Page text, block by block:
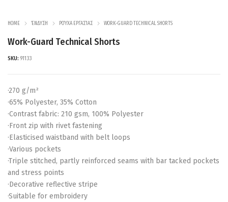
HOME ΈΝΔΥΣΗ ΡΟΎΧΑ ΕΡΓΑΣΊΑΣ WORK-GUARD TECHNICAL SHORTS
Work-Guard Technical Shorts
SKU: 91133
·270 g/m²
·65% Polyester, 35% Cotton
·Contrast fabric: 210 gsm, 100% Polyester
·Front zip with rivet fastening
·Elasticised waistband with belt loops
·Various pockets
·Triple stitched, partly reinforced seams with bar tacked pockets
and stress points
·Decorative reflective stripe
·Suitable for embroidery